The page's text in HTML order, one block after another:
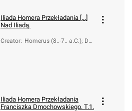
Iliada Homera Przekładania [...]
Nad Iliadą.
Creator: Homerus (8..-7.. a.C.); Dm
Iliada Homera Przekładania
Franciszka Dmochowskiego. T.1.